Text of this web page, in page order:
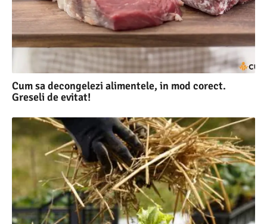
Cum sa decongelezi alimentele, in mod corect.
Greseli de evitat!